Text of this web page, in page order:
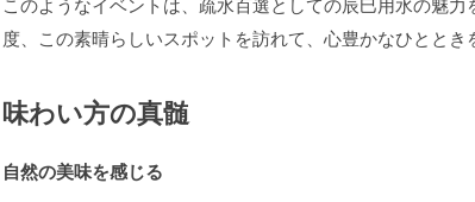
度、この素晴らしいスポットを訪れて、心豊かなひととき
味わい方の真髄
自然の美味を感じる